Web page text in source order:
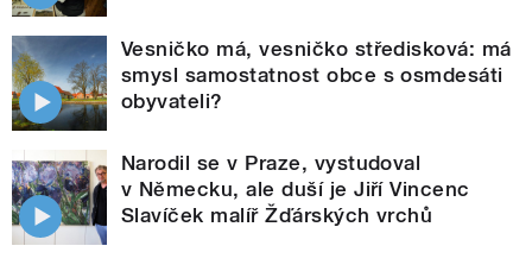
Vesničko má, vesničko středisková: má
smysl samostatnost obce s osmdesáti
obyvateli?
Narodil se v Praze, vystudoval
v Německu, ale duší je Jiří Vincenc
Slavíček malíř Žďárských vrchů